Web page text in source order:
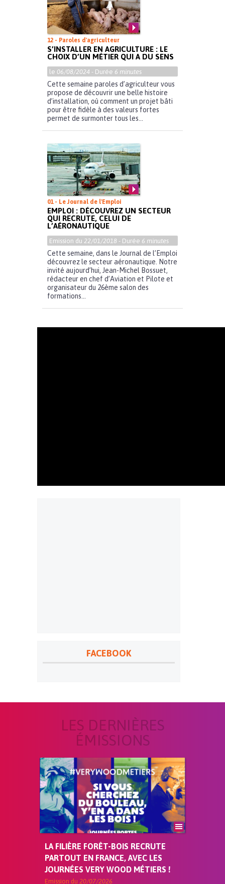
12 - Paroles d'agriculteur
S’INSTALLER EN AGRICULTURE : LE
CHOIX D’UN MÉTIER QUI A DU SENS
le 06/08/2024 - Durée 6 minutes
Cette semaine paroles d’agriculteur vous
propose de découvrir une belle histoire
d’installation, où comment un projet bâti
pour être fidèle à des valeurs fortes
permet de surmonter tous les...
01 - Le Journal de l'Emploi
EMPLOI : DÉCOUVREZ UN SECTEUR
QUI RECRUTE, CELUI DE
L’AÉRONAUTIQUE
Emission du 22/01/2018 - Durée 6 minutes
Cette semaine, dans le Journal de l’Emploi
découvrez le secteur aéronautique. Notre
invité aujourd’hui, Jean-Michel Bossuet,
rédacteur en chef d’Aviation et Pilote et
organisateur du 26ème salon des
formations...
FACEBOOK
LES DERNIÈRES
ÉMISSIONS
LA FILIÈRE FORÊT-BOIS RECRUTE
PARTOUT EN FRANCE, AVEC LES
JOURNÉES VERY WOOD MÉTIERS !
Emission du 20/07/2026